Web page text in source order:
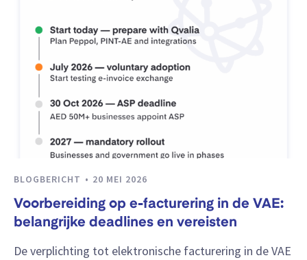
BLOGBERICHT 20 MEI 2026
Voorbereiding op e-facturering in de VAE:
belangrijke deadlines en vereisten
De verplichting tot elektronische facturering in de VAE